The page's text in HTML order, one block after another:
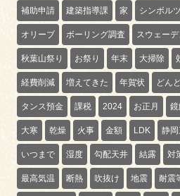
補助申請 建築指導課 家 シンボル
オリーブ ボーリング調査 スウェー
秋葉山祭り お祭り 年末 大掃除
経費削減 増えてきた 年賀状 どん
タンス預金 課税 2024 お正月
大寒 乾燥 火事 金額 LDK 静
いつまで 湿度 勾配天井 結露 対
最高気温 断熱 吹抜け 地震 耐震